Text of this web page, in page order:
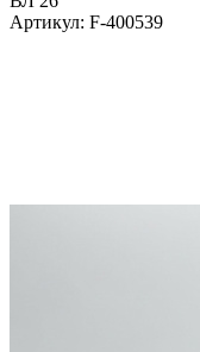
Артикул: F-400539